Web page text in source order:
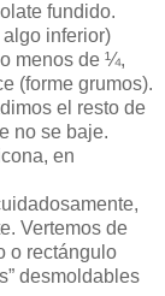
fundido.
inferior)
menos de ¼,
(forme grumos).
el resto de
no se baje.
en
Vertemos de
o rectángulo
desmoldables